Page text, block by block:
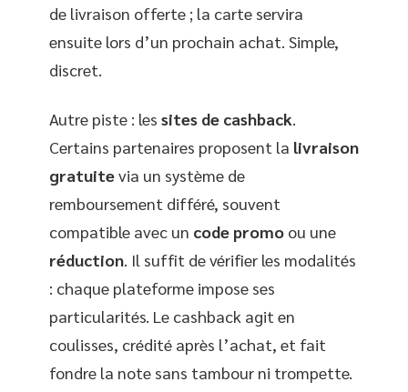
de livraison offerte ; la carte servira
ensuite lors d’un prochain achat. Simple,
discret.
Autre piste : les sites de cashback
Certains partenaires proposent la livraison
gratuitevia un système de
remboursement différé, souvent
compatible avec un code promo ou une
réduction . Il suffit de vérifier les modalités
: chaque plateforme impose ses
particularités. Le cashback agit en
coulisses, crédité après l’achat, et fait
fondre la note sans tambour ni trompette.